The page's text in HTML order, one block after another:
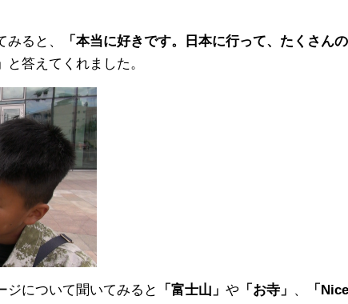
ると、
「本当に好きです。日本に行って、たくさん
と答えてくれました。
ジについて聞いてみると 「富士山」や 「お寺」 、
「Nice